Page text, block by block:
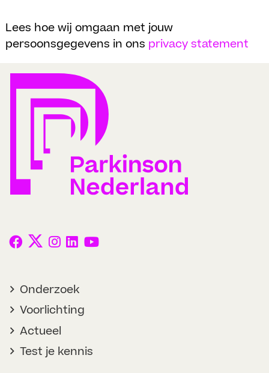
Lees hoe wij omgaan met jouw
persoonsgegevens in ons privacy statement
Onderzoek
Voorlichting
Actueel
Test je kennis